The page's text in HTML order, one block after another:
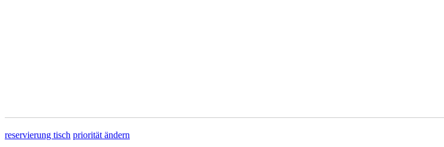
reservierung tisch priorität ändern